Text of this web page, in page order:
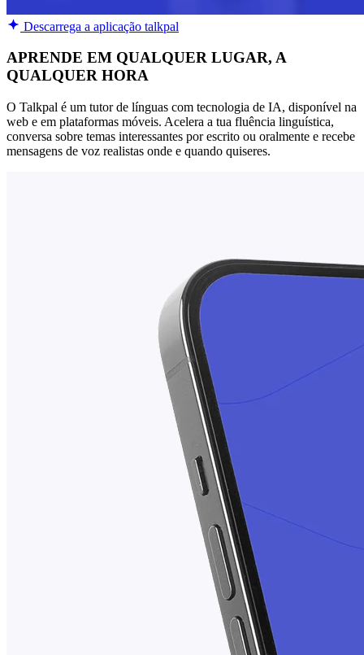
Descarrega a aplicação talkpal
APRENDE EM QUALQUER LUGAR, A
QUALQUER HORA
O Talkpal é um tutor de línguas com tecnologia de IA, disponível na
web e em plataformas móveis. Acelera a tua fluência linguística,
conversa sobre temas interessantes por escrito ou oralmente e recebe
mensagens de voz realistas onde e quando quiseres.